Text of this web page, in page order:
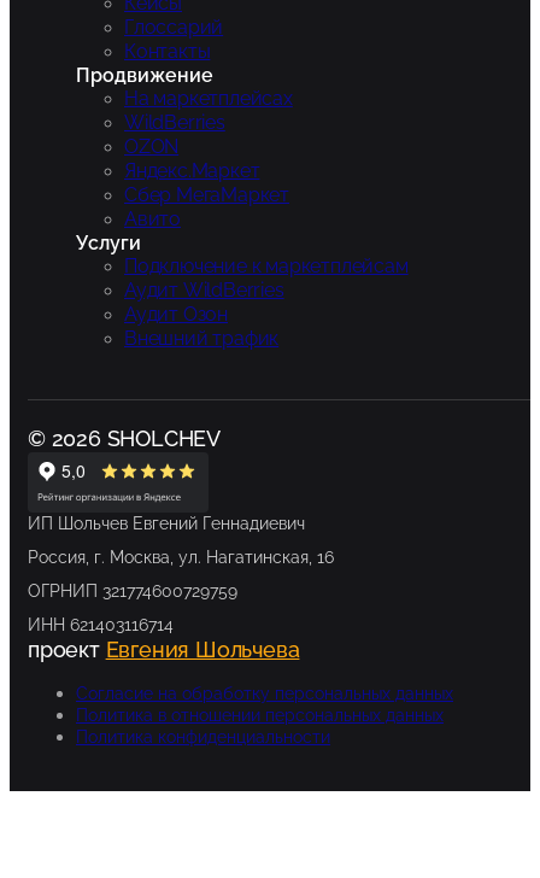
Глоссарий
Контакты
Продвижение
На маркетплейсах
WildBerries
OZON
Яндекс.Маркет
Сбер МегаМаркет
Авито
Услуги
Подключение к маркетплейсам
Аудит WildBerries
Аудит Озон
Внешний трафик
© 2026 SHOLCHEV
ИП Шольчев Евгений Геннадиевич
Россия, г. Москва, ул. Нагатинская, 16
ОГРНИП 321774600729759
ИНН 621403116714
проект Евгения Шольчева
Согласие на обработку персональных данных
Политика в отношении персональных данных
Политика конфиденциальности